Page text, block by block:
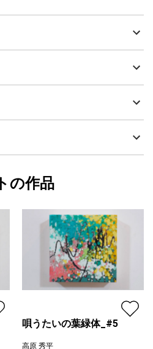
の作品
唄うたいの葉緑体_#5
高原 秀平